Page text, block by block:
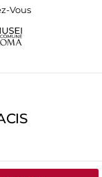
Vous